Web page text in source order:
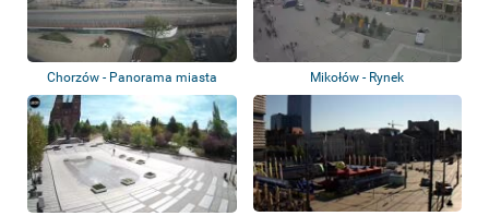
Chorzów - Panorama miasta Mikołów - Rynek